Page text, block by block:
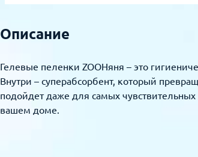
Описание
Гелевые пеленки ZOOНяня – это
Внутри – суперабсорбент, который
подойдет даже для самых чувствительных
вашем доме.